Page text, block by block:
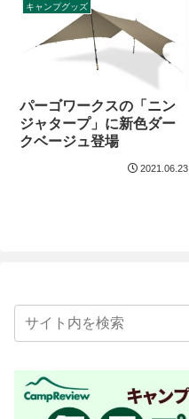
キャンプグッズ
パーゴワークスの「ニン
ジャタープ」に新色ダー
クベージュ登場
2021.06.23